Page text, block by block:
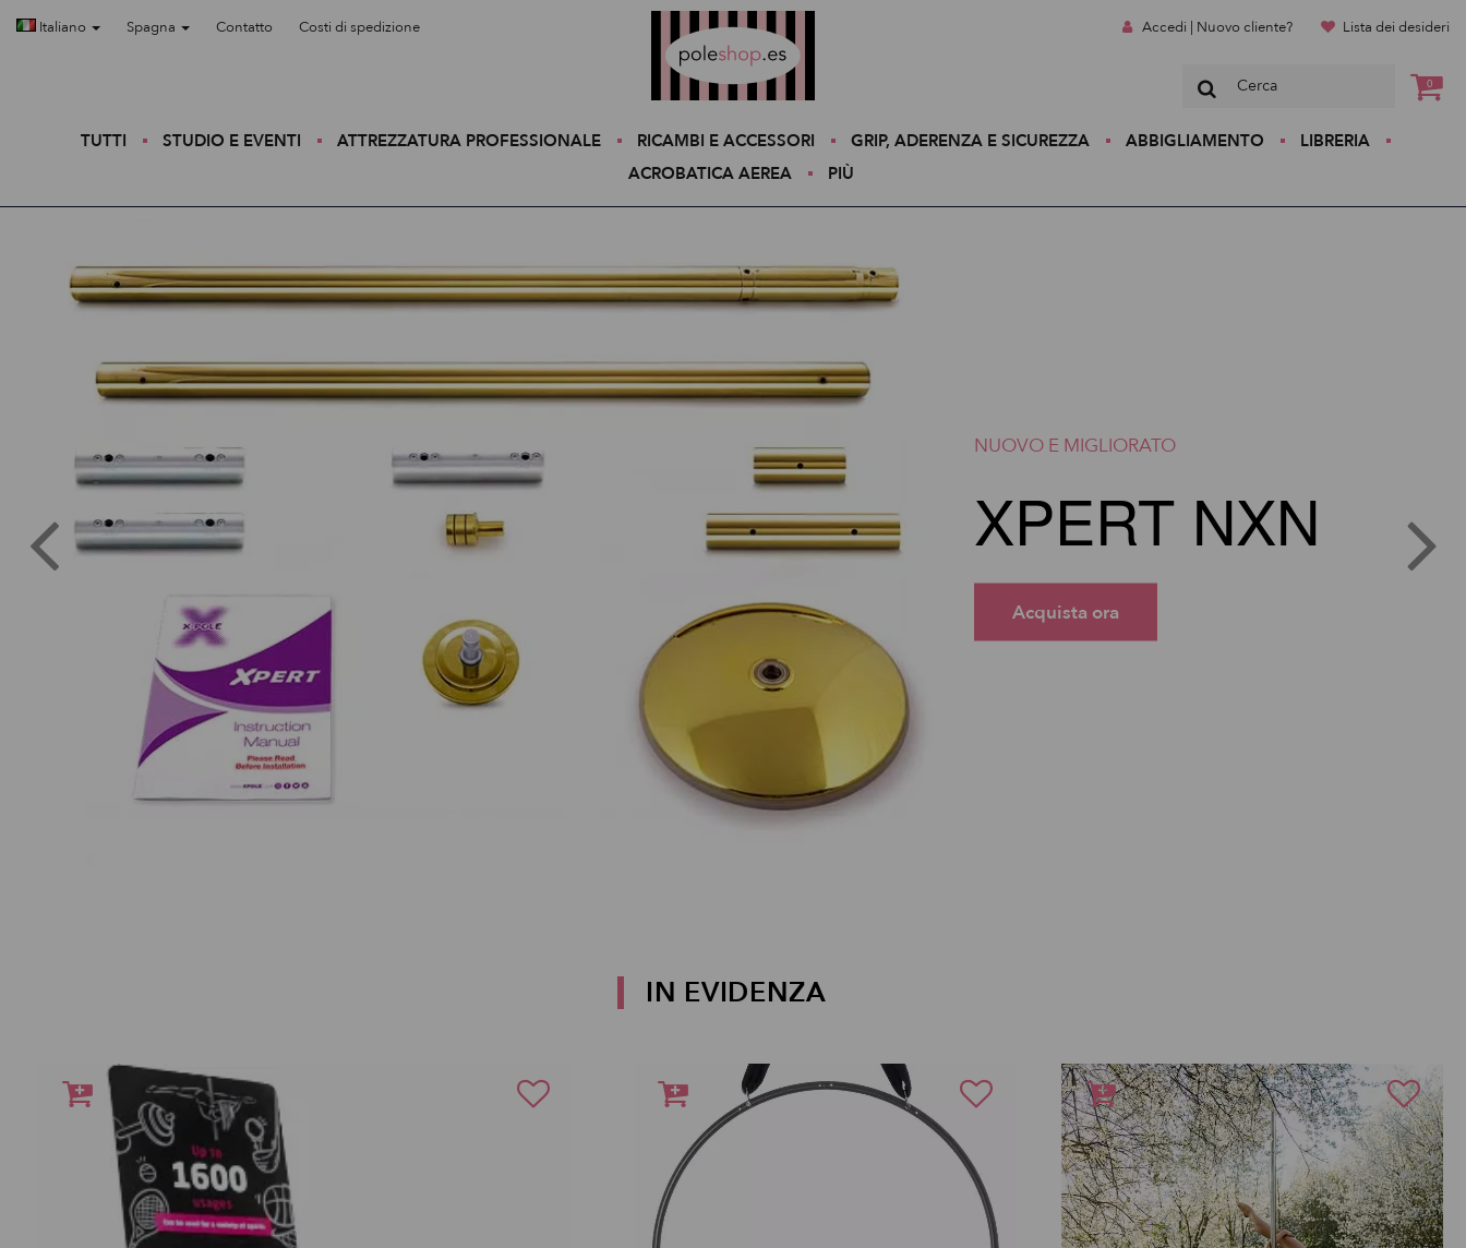
Italiano Spagna Contatto Costi di spedizione Accedi | Nuovo cliente? Lista dei desideri
0
TUTTI STUDIO E EVENTI ATTREZZATURA PROFESSIONALE RICAMBI E ACCESSORI GRIP, ADERENZA E SICUREZZA ABBIGLIAMENTO
LIBRERIA
ACROBATICA AEREA
PIÙ
NUOVO E MIGLIORATO
XPERT NXN
Acquista ora
IN EVIDENZA